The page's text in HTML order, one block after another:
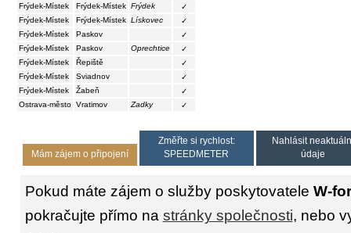
Frýdek-Místek
Frýdek-Místek Frýdek
✓
Frýdek-Místek
Frýdek-Místek Lískovec
✓
Frýdek-Místek
Paskov
✓
Frýdek-Místek
Paskov Oprechtice
✓
Frýdek-Místek
Řepiště
✓
Frýdek-Místek
Sviadnov
✓
Frýdek-Místek
Žabeň
✓
Ostrava-město Vratimov Zadky ✓
Mám zájem o připojení
Změřte si rychlost:
SPEEDMETER
Nahlásit
údaje
Pokud máte zájem o služby poskytovatele W-
pokračujte přímo na stránky společnosti, nebo